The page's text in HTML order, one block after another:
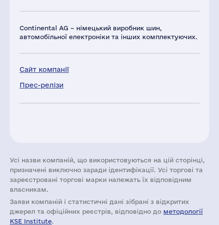
Continental AG – німецький виробник шин,
автомобільної електроніки та інших комплектуючих.
Сайт компанії
Прес-релізи
Усі назви компаній, що використовуються на цій сторінці,
призначені виключно заради ідентифікації. Усі торгові та
зареєстровані торгові марки належать їх відповідним
власникам.
Заяви компаній i статистичні дані зібрані з відкритих
джерел та офіційних реєстрів, відповідно до методології
KSE Institute.